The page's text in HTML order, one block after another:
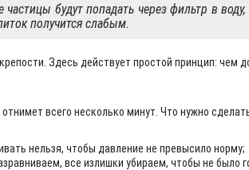
будут попадать через фильтр в
получится слабым.
Здесь действует простой принцип: чем
всего несколько минут. Что нужно
нельзя, чтобы давление не превысило норму;
все излишки убираем, чтобы не было